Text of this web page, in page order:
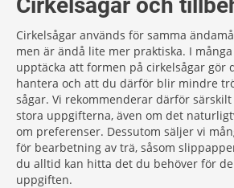
Cirkelsågar används för samma
men är ändå lite mer praktiska. I
upptäcka att formen på cirkelsågar gör
hantera och att du därför blir mindre
sågar. Vi rekommenderar därför
stora uppgifterna, även om det
om preferenser. Dessutom säljer vi
för bearbetning av trä, såsom
du alltid kan hitta det du behöver för
uppgiften.